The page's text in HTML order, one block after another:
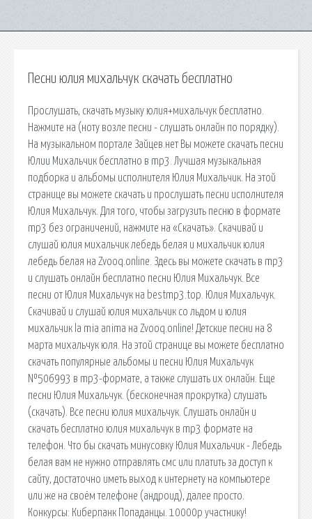
Песни юлия михальчук скачать бесплатно
Прослушать, скачать музыку юлия+михальчук бесплатно.
Нажмите на (ноту возле песни - слушать онлайн по порядку).
На музыкальном портале Зайцев.нет Вы можете скачать песни
Юлии Михальчик бесплатно в mp3. Лучшая музыкальная
подборка и альбомы исполнителя Юлия Михальчик. На этой
странице вы можете скачать и прослушать песни исполнителя
Юлия Михальчук. Для того, чтобы загрузить песню в формате
mp3 без ограничений, нажмите на «Скачать». Скачивай и
слушай юлия михальчик лебедь белая и михальчик юлия
лебедь белая на Zvooq.online. Здесь вы можете скачать в mp3
и слушать онлайн бесплатно песни Юлия Михальчук. Все
песни от Юлия Михальчук на bestmp3.top. Юлия Михальчук.
Скачивай и слушай юлия михальчик со льдом и юлия
михальчик la mia anima на Zvooq.online! Детские песни на 8
марта михальчук юля. На этой странице вы можете бесплатно
скачать популярные альбомы и песни Юлия Михальчук
№506993 в mp3-формате, а также слушать их онлайн. Еще
песни Юлия Михальчук. (бесконечная прокрутка) слушать
(скачать). Все песни юлия михальчук. Слушать онлайн и
скачать бесплатно юлия михальчук в mp3 формате на
телефон. Что бы скачать минусовку Юлия Михальчик - Лебедь
белая вам не нужно отправлять смс или платить за доступ к
сайту, достаточно иметь выход к интернету на компьютере
или же на своём телефоне (андроид), далее просто.
Конкурсы: Киберпанк Попаданцы. 10000р участнику!